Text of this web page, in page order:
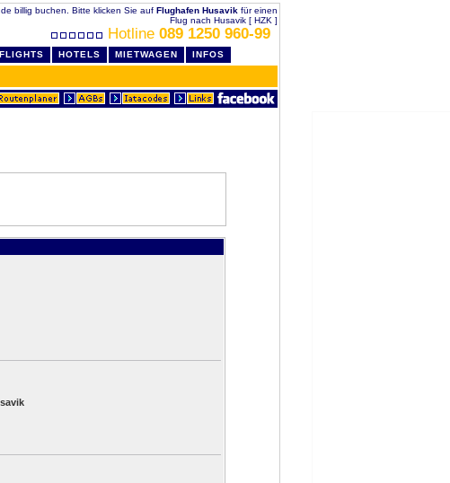
billig buchen. Bitte klicken Sie auf Flughafen Husavik für einen
Flug nach Husavik [ HZK ]
Hotline 089 1250 960-99
FLIGHTS HOTELS MIETWAGEN INFOS